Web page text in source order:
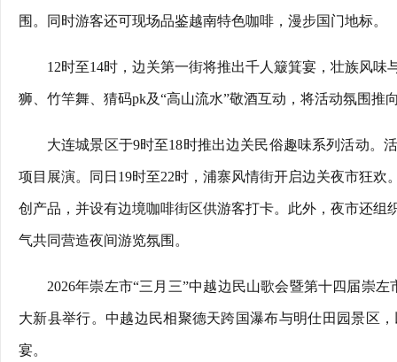
围。同时游客还可现场品鉴越南特色咖啡，漫步国门地标。
12时至14时，边关第一街将推出千人簸箕宴，壮族风
狮、竹竿舞、猜码pk及“高山流水”敬酒互动，将活动氛围推
大连城景区于9时至18时推出边关民俗趣味系列活动。
项目展演。同日19时至22时，浦寨风情街开启边关夜市狂
创产品，并设有边境咖啡街区供游客打卡。此外，夜市还
气共同营造夜间游览氛围。
2026年崇左市“三月三”中越边民山歌会暨第十四届崇
大新县举行。中越边民相聚德天跨国瀑布与明仕田园景区
宴。